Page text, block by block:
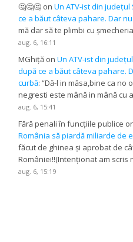
🤔🤔🤔 onUn ATV-ist din
ce a băut câteva pahare. Dar
mă dar să te plimbi cu
aug. 6, 16:11
MGhiță onUn ATV-ist din
după ce a băut câteva pahare.
curbă: “Dă-l in măsa,bine ca no
negresti este mână in mână cu
aug. 6, 15:41
Fără penali în funcțiile publice
România să piardă miliarde de
făcut de ghinea și aprobat de
României!!(Intenționat am scris
aug. 6, 15:19